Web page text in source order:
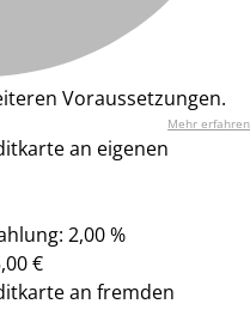
Voraussetzungen.
Mehr erfahren
an eigenen
2,00 %
€
an fremden